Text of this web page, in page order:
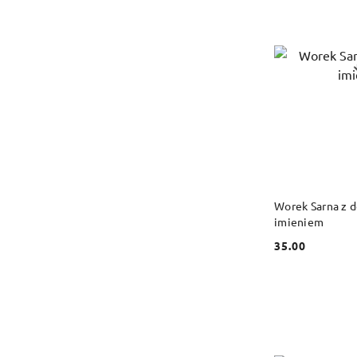
Worek Sarna z
imieniem
Cena:
35.00